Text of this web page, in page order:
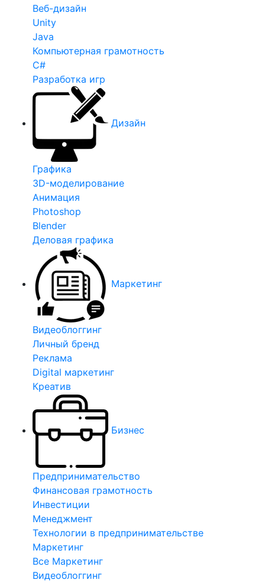
Веб-дизайн
Unity
Java
Компьютерная грамотность
C#
Разработка игр
Дизайн
Графика
3D-моделирование
Анимация
Photoshop
Blender
Деловая графика
Маркетинг
Видеоблоггинг
Личный бренд
Реклама
Digital маркетинг
Креатив
Бизнес
Предпринимательство
Финансовая грамотность
Инвестиции
Менеджмент
Технологии в предпринимательстве
Маркетинг
Все Маркетинг
Видеоблоггинг